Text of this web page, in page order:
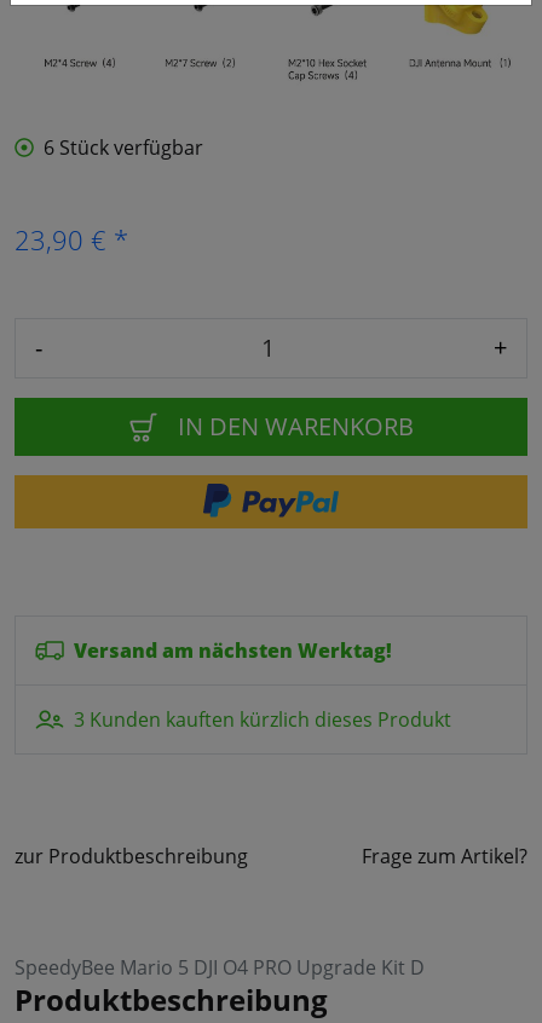
6 Stück verfügbar
23,90 € *
- +
IN DEN WARENKORB
Versand am nächsten Werktag!
3 Kunden kauften kürzlich dieses Produkt
zur Produktbeschreibung Frage zum Artikel?
SpeedyBee Mario 5 DJI O4 PRO Upgrade Kit D
Produktbeschreibung